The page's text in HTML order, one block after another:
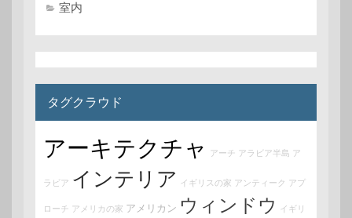
室内
タグクラウド
アーキテクチャ アーチ アラビア半島 ア
ラビア インテリア イギリスの家 アンティーク アプ
ローチ アメリカの家 アメリカン ウィンドウ
イギリ